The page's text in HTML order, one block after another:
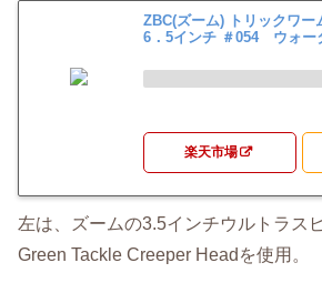
ZBC(ズーム) トリックワ
6．5インチ ＃054 ウォー
楽天市場
左は、ズームの3.5インチウルトラス
Green Tackle Creeper Headを使用。